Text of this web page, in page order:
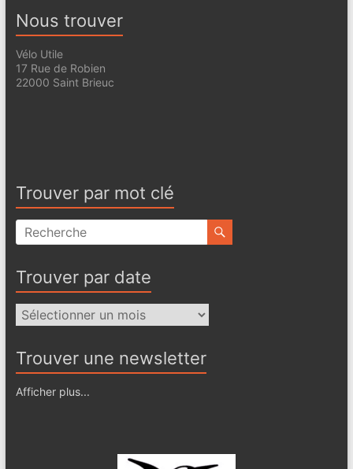
Nous trouver
Vélo Utile
17 Rue de Robien
22000 Saint Brieuc
Trouver par mot clé
Trouver par date
Trouver
par
Trouver une newsletter
Afficher plus...